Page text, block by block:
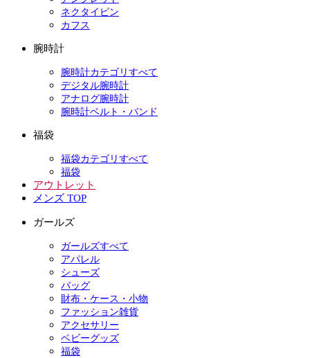
ネクタイピン
カフス
腕時計
腕時計カテゴリすべて
デジタル腕時計
アナログ腕時計
腕時計ベルト・バンド
福袋
福袋カテゴリすべて
福袋
アウトレット
メンズ TOP
ガールズ
ガールズすべて
アパレル
シューズ
バッグ
財布・ケース・小物
ファッション雑貨
アクセサリー
ベビーグッズ
福袋